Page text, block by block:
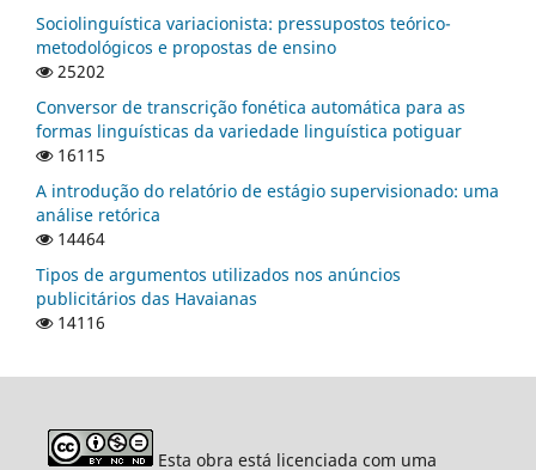
Sociolinguística variacionista: pressupostos teórico-
metodológicos e propostas de ensino
25202
Conversor de transcrição fonética automática para as
formas linguísticas da variedade linguística potiguar
16115
A introdução do relatório de estágio supervisionado: uma
análise retórica
14464
Tipos de argumentos utilizados nos anúncios
publicitários das Havaianas
14116
Esta obra está licenciada com uma